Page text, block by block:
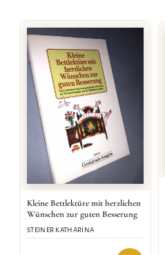
Kleine Bettlektüre mit herzlichen
Wünschen zur guten Besserung
STEINER KATHARINA